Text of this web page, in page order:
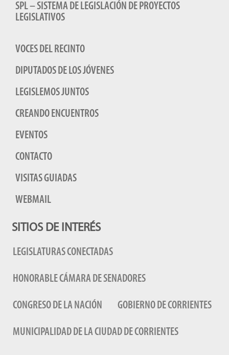
SPL – SISTEMA DE LEGISLACIÓN DE PROYECTOS
LEGISLATIVOS
VOCES DEL RECINTO
DIPUTADOS DE LOS JÓVENES
LEGISLEMOS JUNTOS
CREANDO ENCUENTROS
EVENTOS
CONTACTO
VISITAS GUIADAS
WEBMAIL
SITIOS DE INTERÉS
LEGISLATURAS CONECTADAS
HONORABLE CÁMARA DE SENADORES
CONGRESO DE LA NACIÓN GOBIERNO DE CORRIENTES
MUNICIPALIDAD DE LA CIUDAD DE CORRIENTES